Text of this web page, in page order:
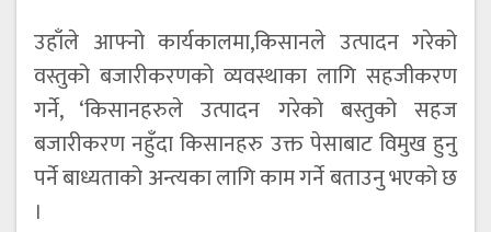
उहाँले आफ्नो कार्यकालमा,किसानले उत्पादन गरेको
वस्तुको बजारीकरणको व्यवस्थाका लागि सहजीकरण
गर्ने, ‘किसानहरुले उत्पादन गरेको बस्तुको सहज
बजारीकरण नहुँदा किसानहरु उक्त पेसाबाट विमुख हुनु
पर्ने बाध्यताको अन्त्यका लागि काम गर्ने बताउनु भएको छ
।